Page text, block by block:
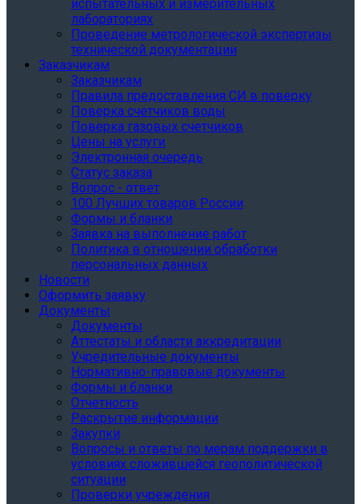
испытательных и измерительных
лабораториях
Проведение метрологической экспертизы
технической документации
Заказчикам
Заказчикам
Правила предоставления СИ в поверку
Поверка счетчиков воды
Поверка газовых счетчиков
Цены на услуги
Электронная очередь
Статус заказа
Вопрос - ответ
100 Лучших товаров России
Формы и бланки
Заявка на выполнение работ
Политика в отношении обработки
персональных данных
Новости
Оформить заявку
Документы
Документы
Аттестаты и области аккредитации
Учредительные документы
Нормативно-правовые документы
Формы и бланки
Отчетность
Раскрытие информации
Закупки
Вопросы и ответы по мерам поддержки в
условиях сложившейся геополитической
ситуации
Проверки учреждения